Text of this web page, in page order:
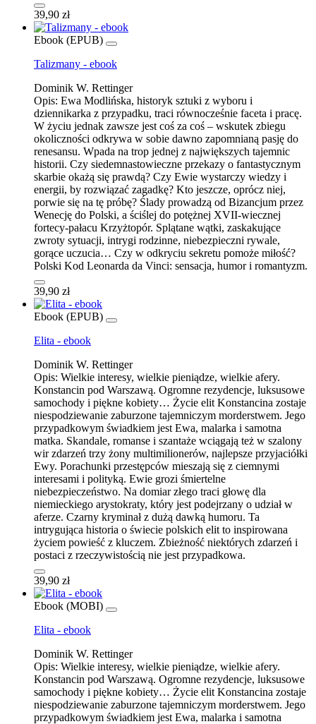
39,90 zł
Ebook (EPUB)
Talizmany - ebook
Dominik W. Rettinger
Opis: Ewa Modlińska, historyk sztuki z wyboru i
dziennikarka z przypadku, traci równocześnie faceta i pracę.
W życiu jednak zawsze jest coś za coś – wskutek zbiegu
okoliczności odkrywa w sobie dawno zapomnianą pasję do
renesansu. Wpada na trop jednej z największych tajemnic
historii. Czy siedemnastowieczne przekazy o fantastycznym
skarbie okażą się prawdą? Czy Ewie wystarczy wiedzy i
energii, by rozwiązać zagadkę? Kto jeszcze, oprócz niej,
porwie się na tę próbę? Ślady prowadzą od Bizancjum przez
Wenecję do Polski, a ściślej do potężnej XVII-wiecznej
fortecy-pałacu Krzyżtopór. Splątane wątki, zaskakujące
zwroty sytuacji, intrygi rodzinne, niebezpieczni rywale,
gorące uczucia… Czy w odkryciu sekretu pomoże miłość?
Polski Kod Leonarda da Vinci: sensacja, humor i romantyzm.
39,90 zł
Ebook (EPUB)
Elita - ebook
Dominik W. Rettinger
Opis: Wielkie interesy, wielkie pieniądze, wielkie afery.
Konstancin pod Warszawą. Ogromne rezydencje, luksusowe
samochody i piękne kobiety… Życie elit Konstancina zostaje
niespodziewanie zaburzone tajemniczym morderstwem. Jego
przypadkowym świadkiem jest Ewa, malarka i samotna
matka. Skandale, romanse i szantaże wciągają też w szalony
wir zdarzeń trzy żony multimilionerów, najlepsze przyjaciółki
Ewy. Porachunki przestępców mieszają się z ciemnymi
interesami i polityką. Ewie grozi śmiertelne
niebezpieczeństwo. Na domiar złego traci głowę dla
niemieckiego arystokraty, który jest podejrzany o udział w
aferze. Czarny kryminał z dużą dawką humoru. Ta
intrygująca historia o świecie polskich elit to inspirowana
życiem powieść z kluczem. Zbieżność niektórych zdarzeń i
postaci z rzeczywistością nie jest przypadkowa.
39,90 zł
Ebook (MOBI)
Elita - ebook
Dominik W. Rettinger
Opis: Wielkie interesy, wielkie pieniądze, wielkie afery.
Konstancin pod Warszawą. Ogromne rezydencje, luksusowe
samochody i piękne kobiety… Życie elit Konstancina zostaje
niespodziewanie zaburzone tajemniczym morderstwem. Jego
przypadkowym świadkiem jest Ewa, malarka i samotna